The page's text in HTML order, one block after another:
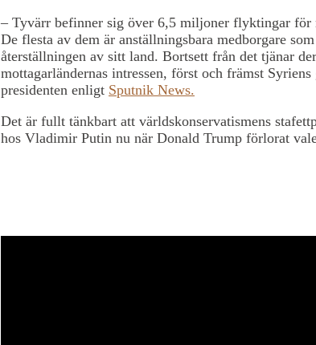
– Tyvärr befinner sig över 6,5 miljoner flyktingar för
De flesta av dem är anställningsbara medborgare
återställningen av sitt land. Bortsett från det tjänar
mottagarländernas intressen, först och främst Syriens
presidenten enligt Sputnik News.
Det är fullt tänkbart att världskonservatismens
hos Vladimir Putin nu när Donald Trump förlorat